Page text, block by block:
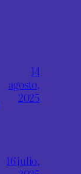
14
agosto,
2025
16 julio,